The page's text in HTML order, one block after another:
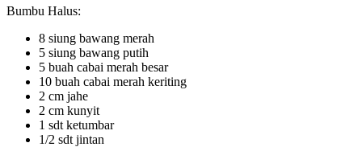
Bumbu Halus:
8 siung bawang merah
5 siung bawang putih
5 buah cabai merah besar
10 buah cabai merah keriting
2 cm jahe
2 cm kunyit
1 sdt ketumbar
1/2 sdt jintan